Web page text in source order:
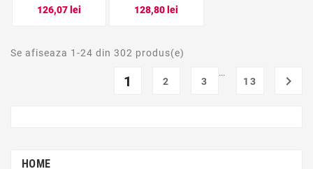
126,07 lei 128,80 lei
Se afiseaza 1-24 din 302 produs(e)
1 2 3
…
13

HOME